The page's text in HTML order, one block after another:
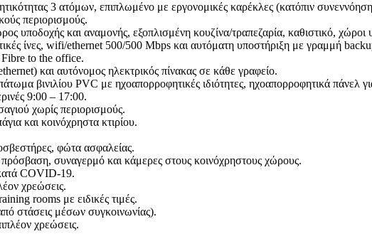
3 ατόμων, επιπλωμένο με εργονομικές καρέκλες (κατόπιν
περιορισμούς.
υποδοχής και αναμονής, εξοπλισμένη κουζίνα/τραπεζαρία, καθιστικό,
ίνες, wifi/ethernet 500/500 Mbps και αυτόματη υποστήριξη με γραμμή
Fibre to the office.
και αυτόνομος ηλεκτρικός πίνακας σε κάθε γραφείο.
βινιλίου PVC με ηχοαπορροφητικές ιδιότητες, ηχοαπορροφητικά πάνελ
9:00 – 17:00.
χωρίς περιορισμούς.
και κοινόχρηστα κτιρίου.
φώτα ασφαλείας.
συναγερμό και κάμερες στους κοινόχρηστους χώρους.
COVID-19.
χρεώσεις.
rooms με ειδικές τιμές.
στάσεις μέσων συγκοινωνίας).
χρεώσεις.